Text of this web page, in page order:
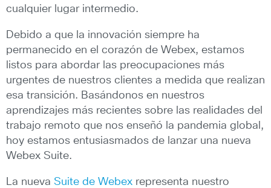
cualquier lugar intermedio.
Debido a que la innovación siempre ha
permanecido en el corazón de Webex, estamos
listos para abordar las preocupaciones más
urgentes de nuestros clientes a medida que realizan
esa transición. Basándonos en nuestros
aprendizajes más recientes sobre las realidades del
trabajo remoto que nos enseñó la pandemia global,
hoy estamos entusiasmados de lanzar una nueva
Webex Suite.
La nueva Suite de Webex representa nuestro